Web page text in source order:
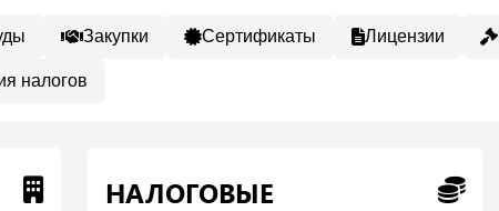
Закупки Сертификаты Лицензии
налогов
НАЛОГОВЫЕ